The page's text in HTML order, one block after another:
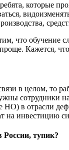
которые
что обучение
Кажется,
в целом, то
сотрудники на
в отрасли
на инвестицию
России, тупик?